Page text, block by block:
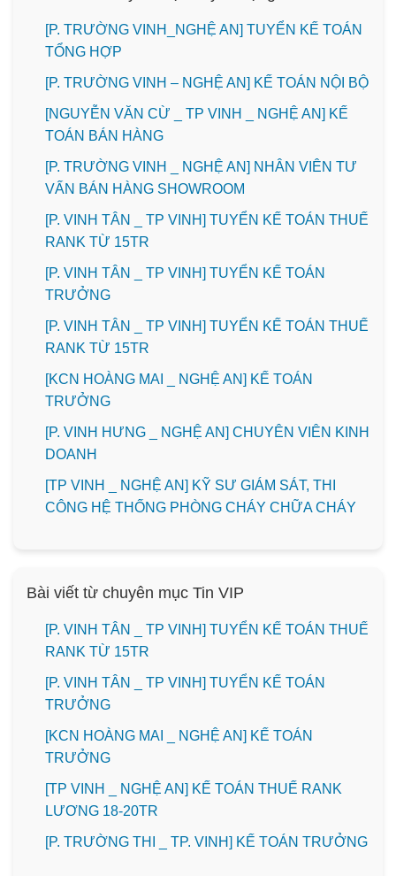
[P. TRƯỜNG VINH_NGHỆ AN] TUYỂN KẾ TOÁN
TỔNG HỢP
[P. TRƯỜNG VINH – NGHỆ AN] KẾ TOÁN NỘI BỘ
[NGUYỄN VĂN CỪ _ TP VINH _ NGHỆ AN] KẾ
TOÁN BÁN HÀNG
[P. TRƯỜNG VINH _ NGHỆ AN] NHÂN VIÊN TƯ
VẤN BÁN HÀNG SHOWROOM
[P. VINH TÂN _ TP VINH] TUYỂN KẾ TOÁN THUẾ
RANK TỪ 15TR
[P. VINH TÂN _ TP VINH] TUYỂN KẾ TOÁN
TRƯỞNG
[P. VINH TÂN _ TP VINH] TUYỂN KẾ TOÁN THUẾ
RANK TỪ 15TR
️[KCN HOÀNG MAI _ NGHỆ AN] KẾ TOÁN
TRƯỞNG
️[P. VINH HƯNG _ NGHỆ AN] CHUYÊN VIÊN KINH
DOANH
[TP VINH _ NGHỆ AN] KỸ SƯ GIÁM SÁT, THI
CÔNG HỆ THỐNG PHÒNG CHÁY CHỮA CHÁY
Bài viết từ chuyên mục Tin VIP
[P. VINH TÂN _ TP VINH] TUYỂN KẾ TOÁN THUẾ
RANK TỪ 15TR
[P. VINH TÂN _ TP VINH] TUYỂN KẾ TOÁN
TRƯỞNG
️[KCN HOÀNG MAI _ NGHỆ AN] KẾ TOÁN
TRƯỞNG
[TP VINH _ NGHỆ AN] KẾ TOÁN THUẾ RANK
LƯƠNG 18-20TR
️[P. TRƯỜNG THI _ TP. VINH] KẾ TOÁN TRƯỞNG